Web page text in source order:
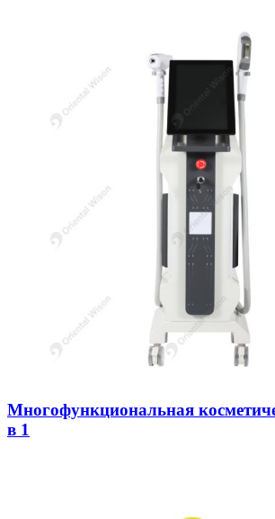
Многофункциональная
в 1